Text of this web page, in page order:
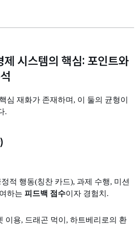
시스템의 핵심: 포인트와
심 재화가 존재하며, 이 둘의 균형이
.
적 행동(칭찬 카드), 과제 수행, 미션
하는 피드백 점수이자 경험치.
이용, 드래곤 먹이, 하트베리로의 환